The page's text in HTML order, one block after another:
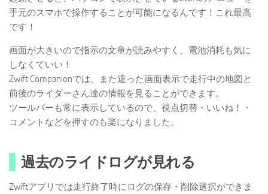
手元のスマホで操作することが可能になるんです！これ最高
です！
画面が大きいので指示の文章が読みやすく、電池消耗も気に
しなくていい！
Zwift Companionでは、また違った画面表示で走行中の地図と
前後のライダーさん達の情報を見ることができます。
ツールバーも常に表示しているので、視点切替・いいね！・
コメントなどを押すのも楽になりました。
過去のライドログが見れる
Zwiftアプリでは走行終了時にログの保存・削除選択ができま